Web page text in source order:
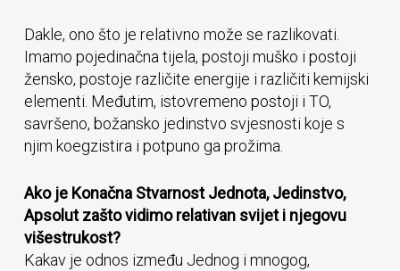
Dakle, ono što je relativno može se razlikovati.
Imamo pojedinačna tijela, postoji muško i postoji
žensko, postoje različite energije i različiti kemijski
elementi. Međutim, istovremeno postoji i TO,
savršeno, božansko jedinstvo svjesnosti koje s
njim koegzistira i potpuno ga prožima.
Ako je Konačna Stvarnost Jednota, Jedinstvo,
Apsolut zašto vidimo relativan svijet i njegovu
višestrukost?
Kakav je odnos između Jednog i mnogog,